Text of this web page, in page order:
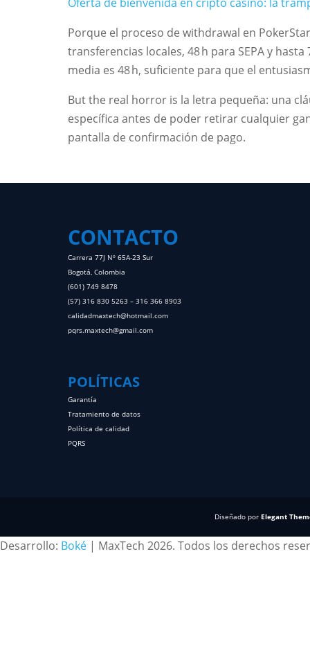
Porque el proceso de withdrawal en
transferencias locales, 48 h para SEPA y
media es 48 h, suficiente para que el
But the real horror is la letra pequeña: una
específica antes de poder retirar cualquier
pantalla de confirmación de pago.
CONTACTO
Carrera 77J Nº 65A-23 Sur
Bogotá, Colombia
(601) 749 8478
(57) 316 830 5263 – 316 366 8903
calidadmaxtech@hotmail.com
pqrs.maxtech@gmail.com
POLÍTICAS
Garantía
Tratamiento de datos
Política de calidad
PQRS
Diseñado por Elegant
Desarrollo: Boké | MaxTech 2026. Todos los derechos